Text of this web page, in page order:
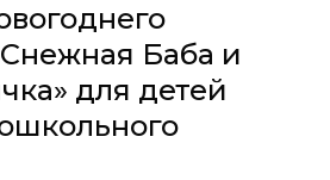
Баба и
для детей